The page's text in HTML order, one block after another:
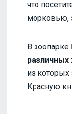
что
морковью,
В зоопарке
различных
из
Красную